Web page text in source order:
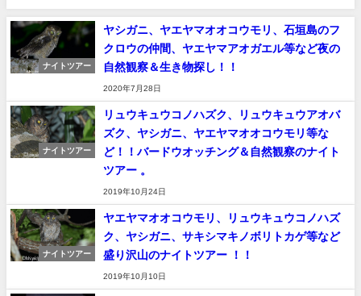
ナイトツアー
ヤシガニ、ヤエヤマオオコウモリ、石垣島のフ
クロウの仲間、ヤエヤマアオガエル等など夜の
自然観察＆生き物探し！！
2020年7月28日
ナイトツアー
リュウキュウコノハズク、リュウキュウアオバ
ズク、ヤシガニ、ヤエヤマオオコウモリ等な
ど！！バードウオッチング＆自然観察のナイト
ツアー 。
2019年10月24日
ナイトツアー
ヤエヤマオオコウモリ、リュウキュウコノハズ
ク、ヤシガニ、サキシマキノボリトカゲ等など
盛り沢山のナイトツアー ！！
2019年10月10日